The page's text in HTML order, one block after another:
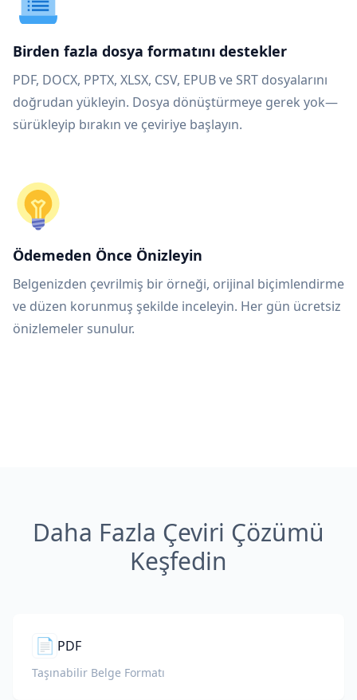
Birden fazla dosya formatını destekler
PDF, DOCX, PPTX, XLSX, CSV, EPUB ve SRT dosyalarını
doğrudan yükleyin. Dosya dönüştürmeye gerek yok—
sürükleyip bırakın ve çeviriye başlayın.
Ödemeden Önce Önizleyin
Belgenizden çevrilmiş bir örneği, orijinal biçimlendirme
ve düzen korunmuş şekilde inceleyin. Her gün ücretsiz
önizlemeler sunulur.
Daha Fazla Çeviri Çözümü
Keşfedin
📄 PDF
Taşınabilir Belge Formatı